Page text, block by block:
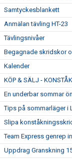
Samtyckesblankett
Anmälan tävling HT-23
Tävlingsnivåer
Begagnade skridskor
Kalender
KÖP & SÄLJ -
En underbar sommar
Tips på sommarläger i
Slipa
Team Express genrep
Uppdrag Granskning